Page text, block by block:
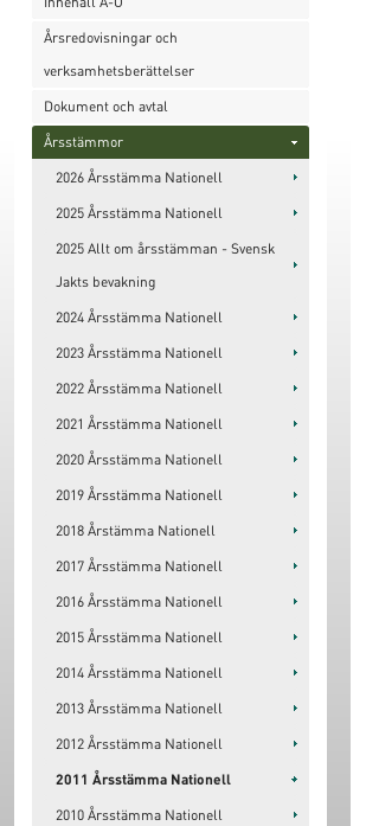
Årsredovisningar och
verksamhetsberättelser
Dokument och avtal
Årsstämmor
2026 Årsstämma Nationell
2025 Årsstämma Nationell
2025 Allt om årsstämman - Svensk
Jakts bevakning
2024 Årsstämma Nationell
2023 Årsstämma Nationell
2022 Årsstämma Nationell
2021 Årsstämma Nationell
2020 Årsstämma Nationell
2019 Årsstämma Nationell
2018 Årstämma Nationell
2017 Årsstämma Nationell
2016 Årsstämma Nationell
2015 Årsstämma Nationell
2014 Årsstämma Nationell
2013 Årsstämma Nationell
2012 Årsstämma Nationell
2011 Årsstämma Nationell
2010 Årsstämma Nationell